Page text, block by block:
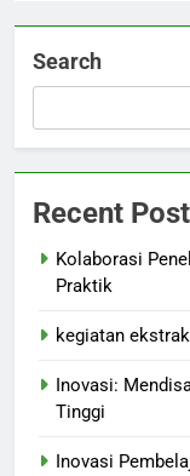
Search
Recent
Kolaborasi
Praktik
kegiatan
Inovasi:
Tinggi
Inovasi